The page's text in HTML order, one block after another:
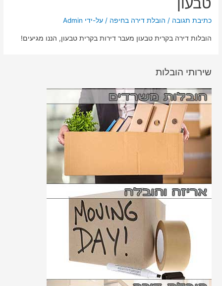
כתיבת תגובה / הובלת דירה בחיפה / על-ידי Admin
הובלות דירה בקרית טבעון מעבר דירות בקרית טבעון, הננו מגיעים!
שירותי הובלות